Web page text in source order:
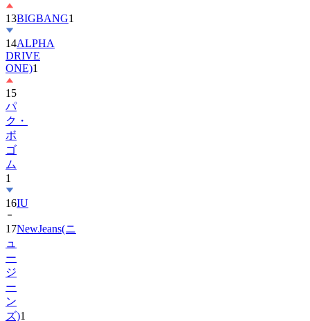
13BIGBANG1
14ALPHA
DRIVE
ONE)1
15
パ
ク・
ボ
ゴ
ム
1
16IU
17NewJeans(ニ
ュ
ー
ジ
ー
ン
ズ)1